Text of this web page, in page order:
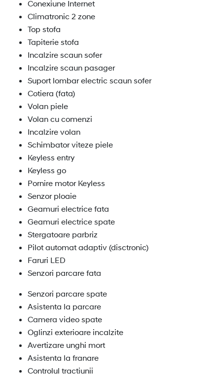
Conexiune Internet
Climatronic 2 zone
Top stofa
Tapiterie stofa
Incalzire scaun sofer
Incalzire scaun pasager
Suport lombar electric scaun sofer
Cotiera (fata)
Volan piele
Volan cu comenzi
Incalzire volan
Schimbator viteze piele
Keyless entry
Keyless go
Pornire motor Keyless
Senzor ploaie
Geamuri electrice fata
Geamuri electrice spate
Stergatoare parbriz
Pilot automat adaptiv (disctronic)
Faruri LED
Senzori parcare fata
Senzori parcare spate
Asistenta la parcare
Camera video spate
Oglinzi exterioare incalzite
Avertizare unghi mort
Asistenta la franare
Controlul tractiunii